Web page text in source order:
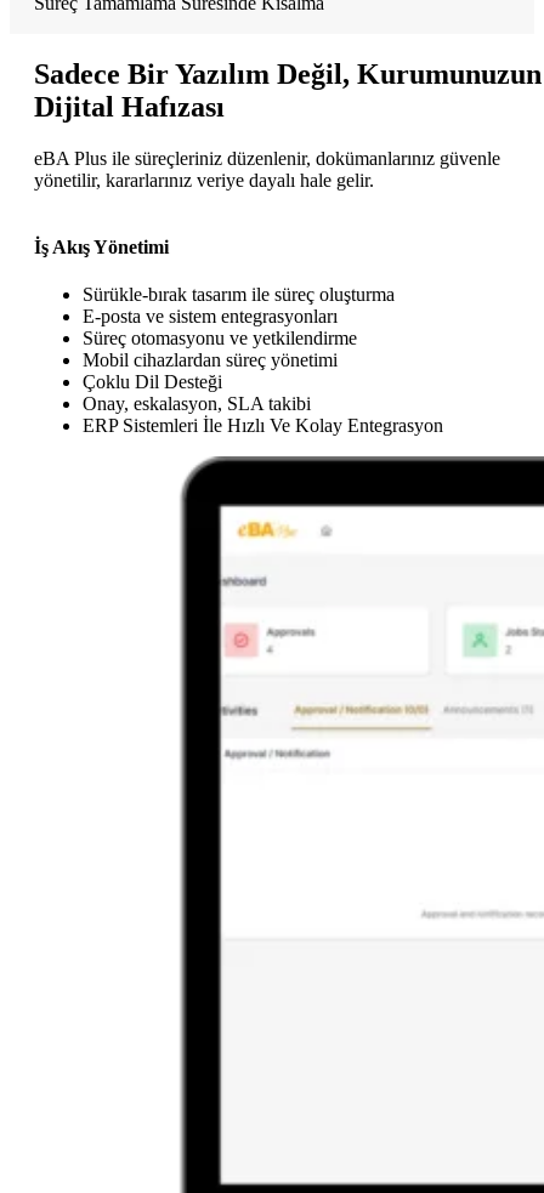
Sadece Bir Yazılım Değil, Kurumunuzun
Dijital Hafızası
eBA Plus ile süreçleriniz düzenlenir, dokümanlarınız güvenle
yönetilir, kararlarınız veriye dayalı hale gelir.
İş Akış Yönetimi
Sürükle-bırak tasarım ile süreç oluşturma
E-posta ve sistem entegrasyonları
Süreç otomasyonu ve yetkilendirme
Mobil cihazlardan süreç yönetimi
Çoklu Dil Desteği
Onay, eskalasyon, SLA takibi
ERP Sistemleri İle Hızlı Ve Kolay Entegrasyon